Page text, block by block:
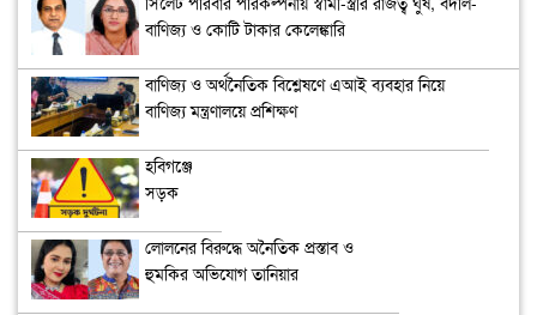
বাণিজ্য ও কোটি টাকার কেলেঙ্কারি
বাণিজ্য ও অর্থনৈতিক বিশ্লেষণে এআই ব্যবহার নিয়ে
বাণিজ্য মন্ত্রণালয়ে প্রশিক্ষণ
হবিগঞ্জে
সড়ক
নিহত ২
লোলনের বিরুদ্ধে অনৈতিক প্রস্তাব ও
হুমকির অভিযোগ তানিয়ার